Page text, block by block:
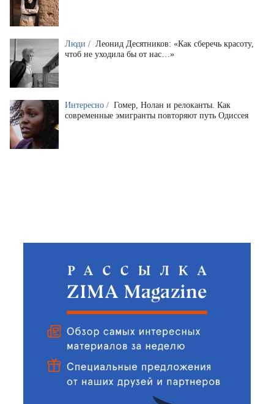
Люди / Леонид Десятников: «Как сберечь красоту,
чтоб не уходила бы от нас…»
Интересно / Гомер, Нолан и релоканты. Как
современные эмигранты повторяют путь Одиссея